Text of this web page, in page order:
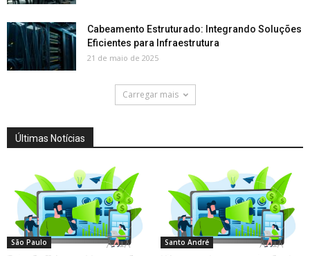
Cabeamento Estruturado: Integrando Soluções
Eficientes para Infraestrutura
21 de maio de 2025
Carregar mais
Últimas Notícias
São Paulo Santo André